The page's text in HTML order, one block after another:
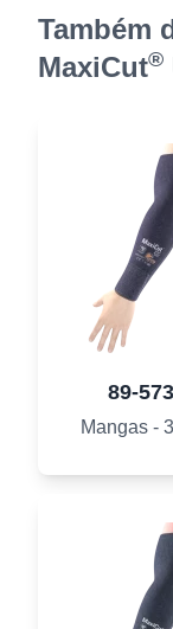
Também
MaxiCut®
89-
Mangas -